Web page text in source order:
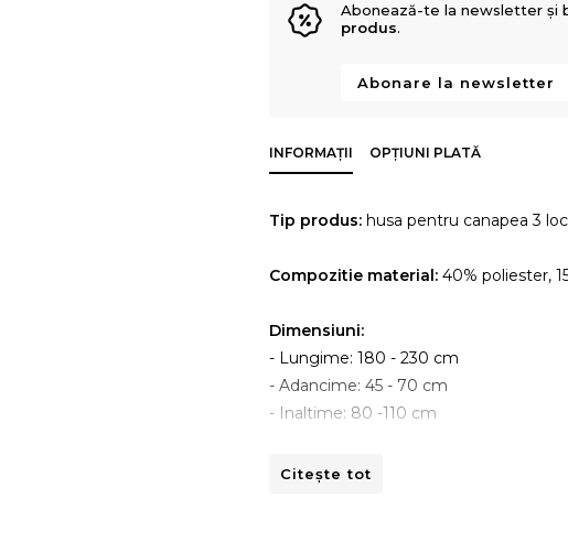
Abonează-te la newsletter și
produs.
Abonare la newsletter
INFORMAȚII OPȚIUNI PLATĂ
Tip produs: husa pentru canapea 3
Compozitie material: 40% poliester,
Dimensiuni:
- Lungime: 180 - 230 cm
- Adancime: 45 - 70 cm
- Inaltime: 80 -110 cm
Instructiuni de spalare:
Citește tot